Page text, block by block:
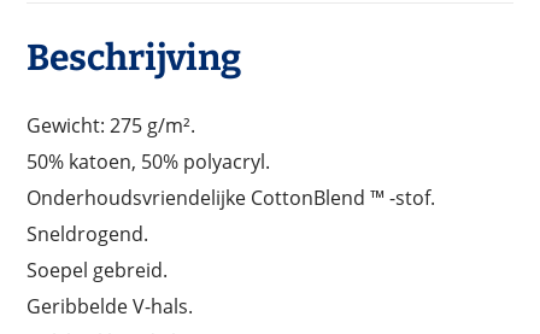
Beschrijving
Gewicht: 275 g/m².
50% katoen, 50% polyacryl.
Onderhoudsvriendelijke CottonBlend ™ -stof.
Sneldrogend.
Soepel gebreid.
Geribbelde V-hals.